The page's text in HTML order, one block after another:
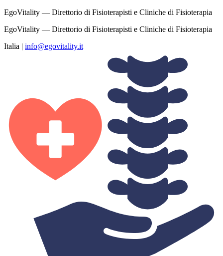
EgoVitality — Direttorio di Fisioterapisti e Cliniche di Fisioterapia
EgoVitality — Direttorio di Fisioterapisti e Cliniche di Fisioterapia
Italia | info@egovitality.it